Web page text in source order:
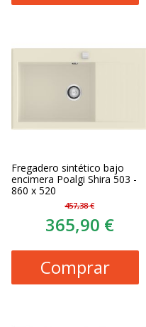
Fregadero sintético bajo
encimera Poalgi Shira 503 -
860 x 520
457,38 €
365,90 €
Comprar